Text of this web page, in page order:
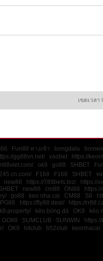
เขตเวลา
Fun88 ทางเข้า bongdalu
gg88vn.net/ vaobet https://
ok9 go88 SHBET
F168 F168 SHBET ท
new88 https://789bets.biz/ https://
new88 cm88 ON68
go88 keo nha cai CM88 S8
PG88 https://fly88.deal/ https://
kèo bóng đá OK9 kèo
GO88 SUMCLUB SUNWIN
OK9 hitclub b52club keonhacai